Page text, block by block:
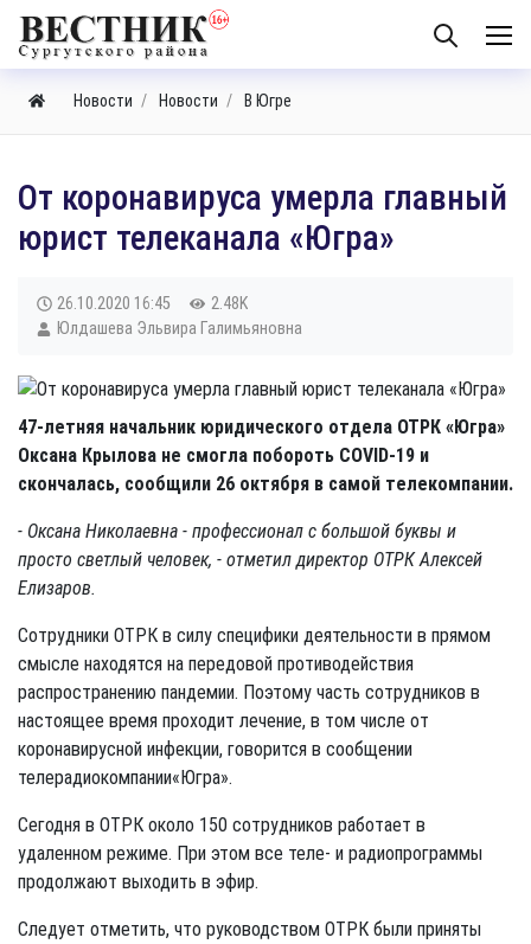
Новости Новости В Югре
​От коронавируса умерла главный
юрист телеканала «Югра»
26.10.2020 16:45
2.48K
Юлдашева Эльвира Галимьяновна
47-летняя начальник юридического отдела ОТРК «Югра»
Оксана Крылова не смогла побороть COVID-19 и
скончалась, сообщили 26 октября в самой телекомпании.
- Оксана Николаевна - профессионал с большой буквы и
просто светлый человек, - отметил директор ОТРК Алексей
Елизаров.
Сотрудники ОТРК в силу специфики деятельности в прямом
смысле находятся на передовой противодействия
распространению пандемии. Поэтому часть сотрудников в
настоящее время проходит лечение, в том числе от
коронавирусной инфекции, говорится в сообщении
телерадиокомпании«Югра».
Сегодня в ОТРК около 150 сотрудников работает в
удаленном режиме. При этом все теле- и радиопрограммы
продолжают выходить в эфир.
Следует отметить, что руководством ОТРК были приняты